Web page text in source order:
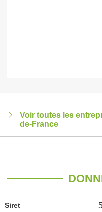
Voir toutes les
de-France
Siret